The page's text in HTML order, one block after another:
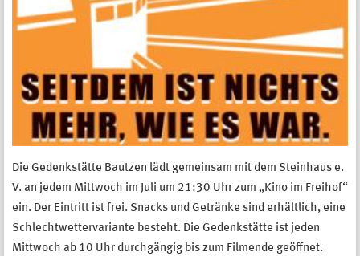
Die Gedenkstätte Bautzen lädt gemeinsam mit dem Steinhaus e.
V. an jedem Mittwoch im Juli um 21:30 Uhr zum „Kino im Freihof“
ein. Der Eintritt ist frei. Snacks und Getränke sind erhältlich, eine
Schlechtwettervariante besteht. Die Gedenkstätte ist jeden
Mittwoch ab 10 Uhr durchgängig bis zum Filmende geöffnet.